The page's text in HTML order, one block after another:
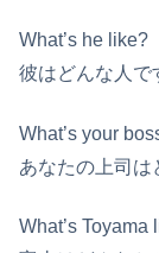
What’s he like?
彼はどんな人で
What’s your
あなたの上司は
What’s Toyama